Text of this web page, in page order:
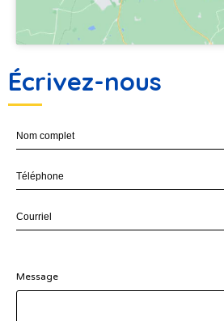
Écrivez-nous
Message